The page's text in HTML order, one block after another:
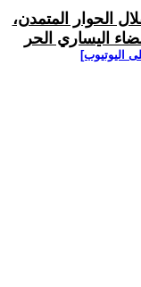
الحوار المتمدن،
اليساري الحر
اليوتيوب]